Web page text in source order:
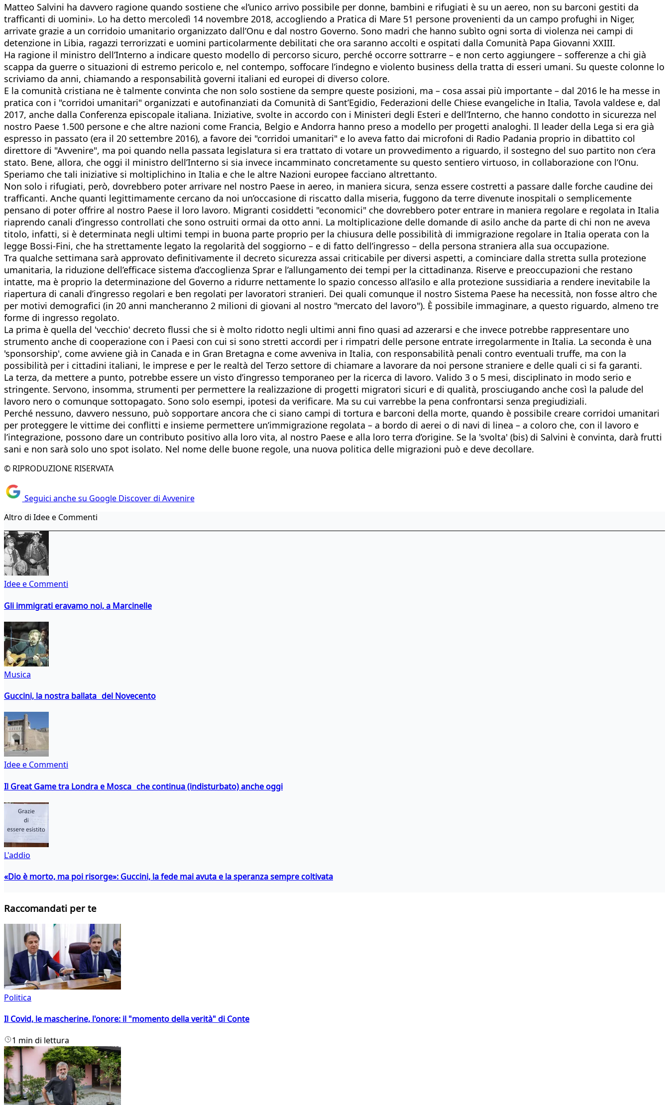
Matteo Salvini ha davvero ragione quando sostiene che «l’unico arrivo possibile per donne, bambini e rifugiati è su un aereo, non su barconi gestiti da
trafficanti di uomini». Lo ha detto mercoledì 14 novembre 2018, accogliendo a Pratica di Mare 51 persone provenienti da un campo profughi in Niger,
arrivate grazie a un corridoio umanitario organizzato dall’Onu e dal nostro Governo. Sono madri che hanno subìto ogni sorta di violenza nei campi di
detenzione in Libia, ragazzi terrorizzati e uomini particolarmente debilitati che ora saranno accolti e ospitati dalla Comunità Papa Giovanni XXIII.
Ha ragione il ministro dell’Interno a indicare questo modello di percorso sicuro, perché occorre sottrarre – e non certo aggiungere – sofferenze a chi già
scappa da guerre o situazioni di estremo pericolo e, nel contempo, soffocare l’indegno e violento business della tratta di esseri umani. Su queste colonne lo
scriviamo da anni, chiamando a responsabilità governi italiani ed europei di diverso colore.
E la comunità cristiana ne è talmente convinta che non solo sostiene da sempre queste posizioni, ma – cosa assai più importante – dal 2016 le ha messe in
pratica con i "corridoi umanitari" organizzati e autofinanziati da Comunità di Sant’Egidio, Federazioni delle Chiese evangeliche in Italia, Tavola valdese e, dal
2017, anche dalla Conferenza episcopale italiana. Iniziative, svolte in accordo con i Ministeri degli Esteri e dell’Interno, che hanno condotto in sicurezza nel
nostro Paese 1.500 persone e che altre nazioni come Francia, Belgio e Andorra hanno preso a modello per progetti analoghi. Il leader della Lega si era già
espresso in passato (era il 20 settembre 2016), a favore dei "corridoi umanitari" e lo aveva fatto dai microfoni di Radio Padania proprio in dibattito col
direttore di "Avvenire", ma poi quando nella passata legislatura si era trattato di votare un provvedimento a riguardo, il sostegno del suo partito non c’era
stato. Bene, allora, che oggi il ministro dell’Interno si sia invece incamminato concretamente su questo sentiero virtuoso, in collaborazione con l’Onu.
Speriamo che tali iniziative si moltiplichino in Italia e che le altre Nazioni europee facciano altrettanto.
Non solo i rifugiati, però, dovrebbero poter arrivare nel nostro Paese in aereo, in maniera sicura, senza essere costretti a passare dalle forche caudine dei
trafficanti. Anche quanti legittimamente cercano da noi un’occasione di riscatto dalla miseria, fuggono da terre divenute inospitali o semplicemente
pensano di poter offrire al nostro Paese il loro lavoro. Migranti cosiddetti "economici" che dovrebbero poter entrare in maniera regolare e regolata in Italia
riaprendo canali d’ingresso controllati che sono ostruiti ormai da otto anni. La moltiplicazione delle domande di asilo anche da parte di chi non ne aveva
titolo, infatti, si è determinata negli ultimi tempi in buona parte proprio per la chiusura delle possibilità di immigrazione regolare in Italia operata con la
legge Bossi-Fini, che ha strettamente legato la regolarità del soggiorno – e di fatto dell’ingresso – della persona straniera alla sua occupazione.
Tra qualche settimana sarà approvato definitivamente il decreto sicurezza assai criticabile per diversi aspetti, a cominciare dalla stretta sulla protezione
umanitaria, la riduzione dell’efficace sistema d’accoglienza Sprar e l’allungamento dei tempi per la cittadinanza. Riserve e preoccupazioni che restano
intatte, ma è proprio la determinazione del Governo a ridurre nettamente lo spazio concesso all’asilo e alla protezione sussidiaria a rendere inevitabile la
riapertura di canali d’ingresso regolari e ben regolati per lavoratori stranieri. Dei quali comunque il nostro Sistema Paese ha necessità, non fosse altro che
per motivi demografici (in 20 anni mancheranno 2 milioni di giovani al nostro "mercato del lavoro"). È possibile immaginare, a questo riguardo, almeno tre
forme di ingresso regolato.
La prima è quella del 'vecchio' decreto flussi che si è molto ridotto negli ultimi anni fino quasi ad azzerarsi e che invece potrebbe rappresentare uno
strumento anche di cooperazione con i Paesi con cui si sono stretti accordi per i rimpatri delle persone entrate irregolarmente in Italia. La seconda è una
'sponsorship', come avviene già in Canada e in Gran Bretagna e come avveniva in Italia, con responsabilità penali contro eventuali truffe, ma con la
possibilità per i cittadini italiani, le imprese e per le realtà del Terzo settore di chiamare a lavorare da noi persone straniere e delle quali ci si fa garanti.
La terza, da mettere a punto, potrebbe essere un visto d’ingresso temporaneo per la ricerca di lavoro. Valido 3 o 5 mesi, disciplinato in modo serio e
stringente. Servono, insomma, strumenti per permettere la realizzazione di progetti migratori sicuri e di qualità, prosciugando anche così la palude del
lavoro nero o comunque sottopagato. Sono solo esempi, ipotesi da verificare. Ma su cui varrebbe la pena confrontarsi senza pregiudiziali.
Perché nessuno, davvero nessuno, può sopportare ancora che ci siano campi di tortura e barconi della morte, quando è possibile creare corridoi umanitari
per proteggere le vittime dei conflitti e insieme permettere un’immigrazione regolata – a bordo di aerei o di navi di linea – a coloro che, con il lavoro e
l’integrazione, possono dare un contributo positivo alla loro vita, al nostro Paese e alla loro terra d’origine. Se la 'svolta' (bis) di Salvini è convinta, darà frutti
sani e non sarà solo uno spot isolato. Nel nome delle buone regole, una nuova politica delle migrazioni può e deve decollare.
© RIPRODUZIONE RISERVATA
Seguici anche su Google Discover di Avvenire
Altro di Idee e Commenti
Idee e Commenti
Gli immigrati eravamo noi, a Marcinelle
Musica
Guccini, la nostra ballata del Novecento
Idee e Commenti
Il Great Game tra Londra e Mosca che continua (indisturbato) anche oggi
L'addio
«Dio è morto, ma poi risorge»: Guccini, la fede mai avuta e la speranza sempre coltivata
Raccomandati per te
Politica
Il Covid, le mascherine, l'onore: il "momento della verità" di Conte
1 min di lettura